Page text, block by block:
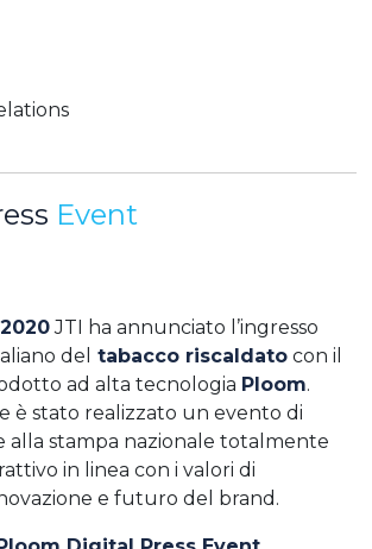
Event
JTI ha annunciato l’ingresso
del tabacco riscaldato con il
ad alta tecnologia Ploom.
è stato realizzato un evento di
alla stampa nazionale totalmente
in linea con i valori di
e futuro del brand.